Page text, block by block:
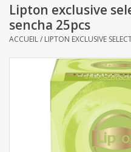
Biscuits pour le café
Biscuits apéritifs / Snacks salés
Lipton exclusive
sencha 25pcs
ACCUEIL/ LIPTON EXCLUSIVE